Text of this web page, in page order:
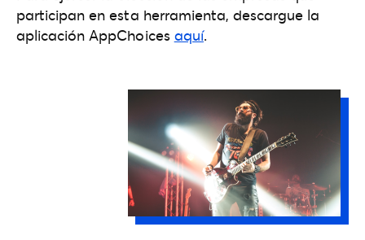
participan en esta herramienta, descargue la
aplicación AppChoices aquí.